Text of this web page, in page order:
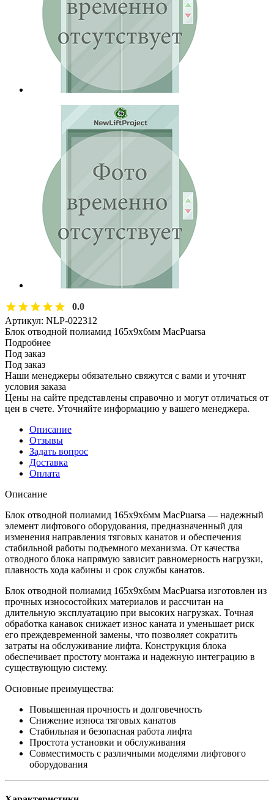
0.0
Артикул: NLP-022312
Блок отводной полиамид 165х9х6мм MacPuarsa
Подробнее
Под заказ
Под заказ
Наши менеджеры обязательно свяжутся с вами и уточнят
условия заказа
Цены на сайте представлены справочно и могут отличаться от
цен в счете. Уточняйте информацию у вашего менеджера.
Описание
Отзывы
Задать вопрос
Доставка
Оплата
Описание
Блок отводной полиамид 165х9х6мм MacPuarsa — надежный
элемент лифтового оборудования, предназначенный для
изменения направления тяговых канатов и обеспечения
стабильной работы подъемного механизма. От качества
отводного блока напрямую зависит равномерность нагрузки,
плавность хода кабины и срок службы канатов.
Блок отводной полиамид 165х9х6мм MacPuarsa изготовлен из
прочных износостойких материалов и рассчитан на
длительную эксплуатацию при высоких нагрузках. Точная
обработка канавок снижает износ каната и уменьшает риск
его преждевременной замены, что позволяет сократить
затраты на обслуживание лифта. Конструкция блока
обеспечивает простоту монтажа и надежную интеграцию в
существующую систему.
Основные преимущества:
Повышенная прочность и долговечность
Снижение износа тяговых канатов
Стабильная и безопасная работа лифта
Простота установки и обслуживания
Совместимость с различными моделями лифтового
оборудования